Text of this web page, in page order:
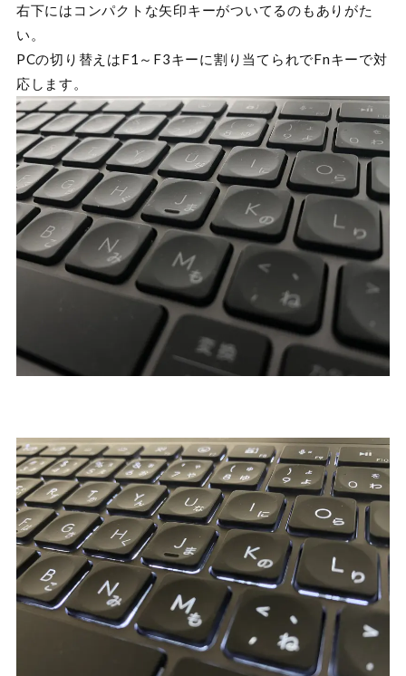
右下にはコンパクトな矢印キーがついてるのもありがた
い。
PCの切り替えはF1～F3キーに割り当てられでFnキーで対
応します。